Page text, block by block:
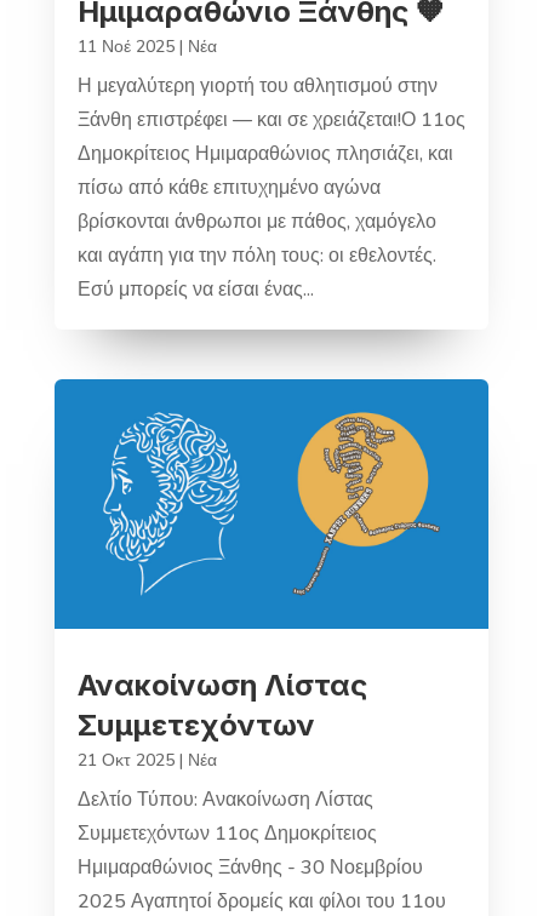
Ημιμαραθώνιο Ξάνθης 🧡
11 Νοέ 2025| Νέα
Η μεγαλύτερη γιορτή του αθλητισμού στην
Ξάνθη επιστρέφει — και σε χρειάζεται!Ο 11ος
Δημοκρίτειος Ημιμαραθώνιος πλησιάζει, και
πίσω από κάθε επιτυχημένο αγώνα
βρίσκονται άνθρωποι με πάθος, χαμόγελο
και αγάπη για την πόλη τους: οι εθελοντές.
Εσύ μπορείς να είσαι ένας...
Ανακοίνωση Λίστας
Συμμετεχόντων
21 Οκτ 2025| Νέα
Δελτίο Τύπου: Ανακοίνωση Λίστας
Συμμετεχόντων 11ος Δημοκρίτειος
Ημιμαραθώνιος Ξάνθης - 30 Νοεμβρίου
2025 Αγαπητοί δρομείς και φίλοι του 11ου